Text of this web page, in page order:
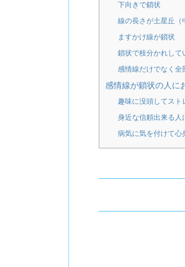
下向きで鎖状
線の長さが土星丘（
ますかけ線が鎖状
鎖状で枝分かれして
感情線だけでなく全
感情線が鎖状の人に
趣味に没頭してスト
身近な信頼出来る人
病気に気を付けて心